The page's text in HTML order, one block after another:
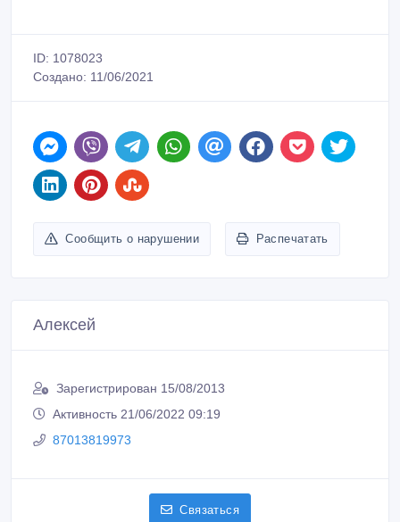
ID: 1078023
Создано: 11/06/2021
Сообщить о нарушении Распечатать
Алексей
Зарегистрирован 15/08/2013
Активность 21/06/2022 09:19
87013819973
Связаться